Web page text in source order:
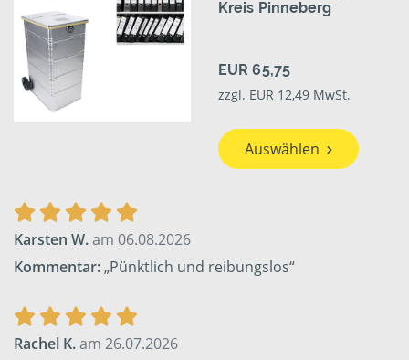
Kreis Pinneberg
EUR 65,75
zzgl. EUR 12,49 MwSt.
Auswählen
Karsten W.am 06.08.2026
Kommentar:„Pünktlich und reibungslos“
Rachel K.am 26.07.2026